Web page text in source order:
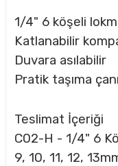
1/4" 6 köşeli
Katlanabilir
Duvara asılabilir
Pratik taşıma
Teslimat İçeriği
C02-H - 1/4" 6
9, 10, 11, 12,